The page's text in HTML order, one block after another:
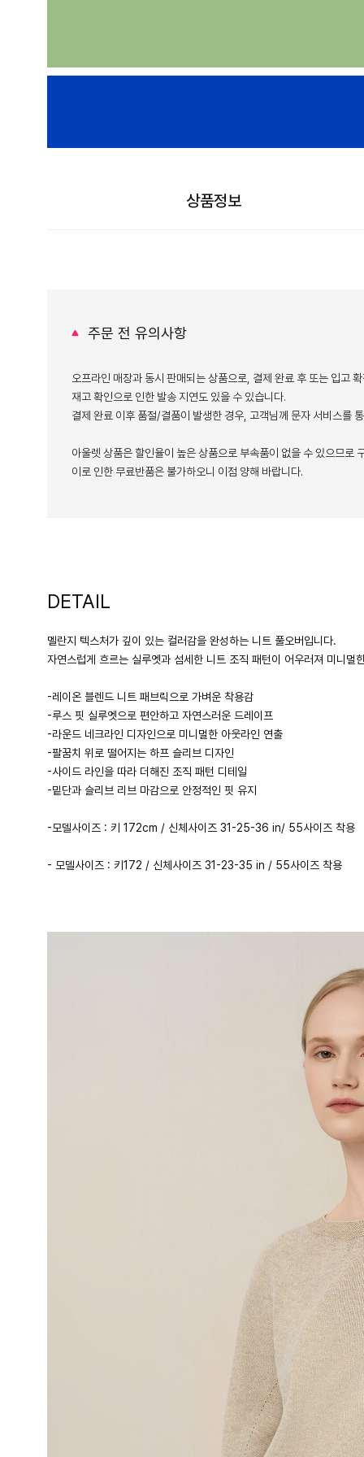
상품정보
주문 전 유의사항
오프라인 매장과 동시 판매되는 상품으로, 결제 완료 후 또는 입고
재고 확인으로 인한 발송 지연도 있을 수 있습니다.
결제 완료 이후 품절/결품이 발생한 경우, 고객님께 문자 서비스를
아울렛 상품은 할인율이 높은 상품으로 부속품이 없을 수 있으므로
이로 인한 무료반품은 불가하오니 이점 양해 바랍니다.
DETAIL
멜란지 텍스처가 깊이 있는 컬러감을 완성하는 니트 풀오버입니다.
자연스럽게 흐르는 실루엣과 섬세한 니트 조직 패턴이 어우러져 미니멀
-레이온 블렌드 니트 패브릭으로 가벼운 착용감
-루스 핏 실루엣으로 편안하고 자연스러운 드레이프
-라운드 네크라인 디자인으로 미니멀한 아웃라인 연출
-팔꿈치 위로 떨어지는 하프 슬리브 디자인
-사이드 라인을 따라 더해진 조직 패턴 디테일
-밑단과 슬리브 리브 마감으로 안정적인 핏 유지
-모델사이즈 : 키 172cm / 신체사이즈 31-25-36 in/ 55사이즈 착용
- 모델사이즈 : 키172 / 신체사이즈 31-23-35 in / 55사이즈 착용